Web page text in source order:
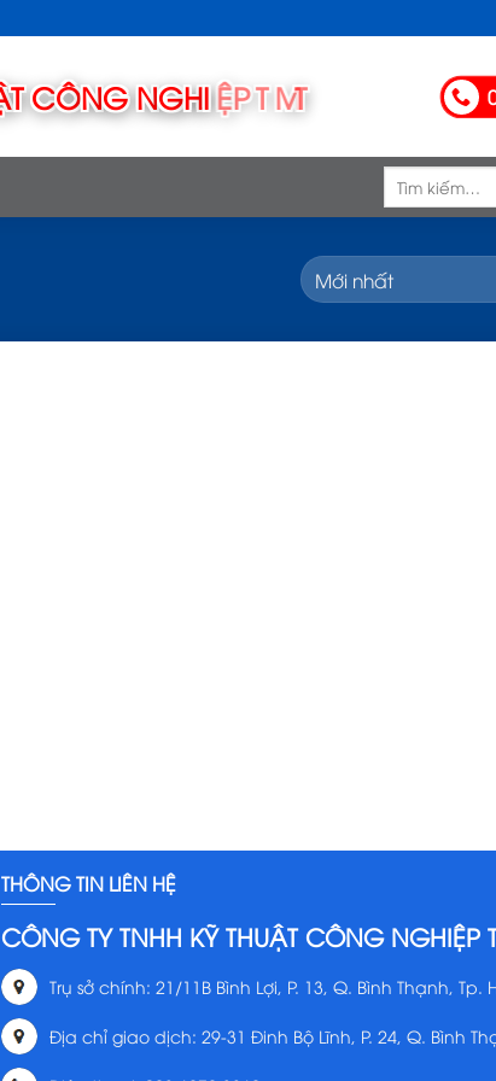
Tìm
kiếm:
THÔNG TIN LIÊN HỆ
CÔNG TY TNHH KỸ THUẬT CÔNG NGHIỆP
Trụ sở chính: 21/11B Bình Lợi, P. 13, Q. Bình Thạnh, Tp.
Địa chỉ giao dịch: 29-31 Đinh Bộ Lĩnh, P. 24, Q. Bình